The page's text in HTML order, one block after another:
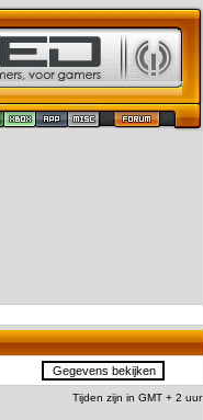
Tijden zijn in GMT + 2 uur